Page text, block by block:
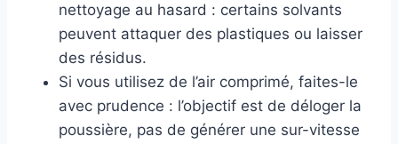
nettoyage au hasard : certains solvants
peuvent attaquer des plastiques ou laisser
des résidus.
Si vous utilisez de l’air comprimé, faites-le
avec prudence : l’objectif est de déloger la
poussière, pas de générer une sur-vitesse